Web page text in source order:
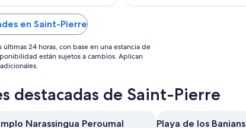
31
ago
1
sep
en Saint-Pierre
24 horas, con base en una estancia de
están sujetos a cambios. Aplican
destacadas de Saint-Pierre
Narassingua Peroumal Playa de los Banians